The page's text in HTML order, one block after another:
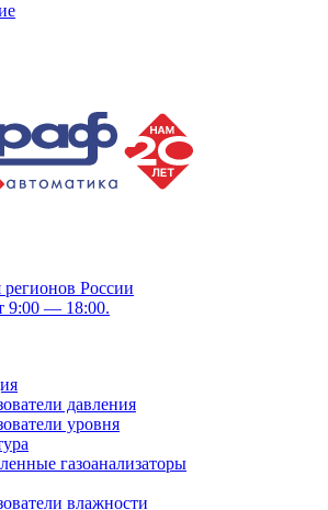
регионов России
9:00 — 18:00.
давления
уровня
газоанализаторы
влажности